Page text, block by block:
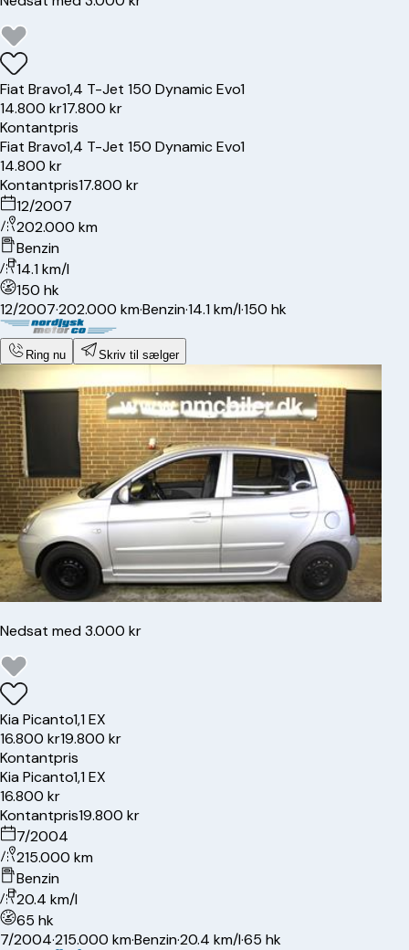
Fiat Bravo1,4 T-Jet 150 Dynamic Evo1
14.800 kr17.800 kr
Kontantpris
Fiat Bravo1,4 T-Jet 150 Dynamic Evo1
14.800 kr
Kontantpris17.800 kr
12/2007
202.000 km
Benzin
14.1 km/l
150 hk
12/2007·202.000 km·Benzin·14.1 km/l·150 hk
Ring nu Skriv til sælger
Nedsat med 3.000 kr
KiaPicanto1,1 EX
16.800 kr19.800 kr
Kontantpris
KiaPicanto1,1 EX
16.800 kr
Kontantpris19.800 kr
7/2004
215.000 km
Benzin
20.4 km/l
65 hk
7/2004·215.000 km·Benzin·20.4 km/l·65 hk